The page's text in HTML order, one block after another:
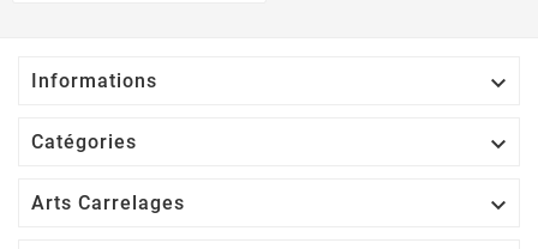
Informations 
Catégories 
Arts Carrelages 